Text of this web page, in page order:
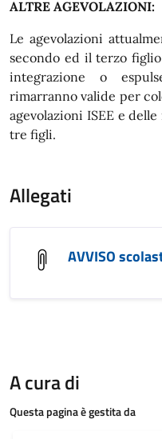
ALTRE AGEVOLAZIONI:
Le agevolazioni
secondo ed il terzo
integrazione o
rimarranno valide per
agevolazioni ISEE e
tre figli.
Allegati
AVVISO
A cura di
Questa pagina è gestita da